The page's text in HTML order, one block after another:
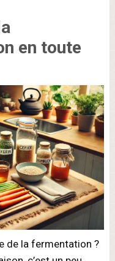
en toute
de la fermentation ?